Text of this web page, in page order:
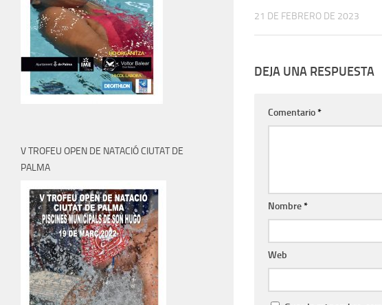
21 DE FEBRERO DE 2023
DEJA UNA RESPUESTA
Comentario*
Nombre*
Web
V TROFEU OPEN DE NATACIÓ CIUTAT DE
PALMA